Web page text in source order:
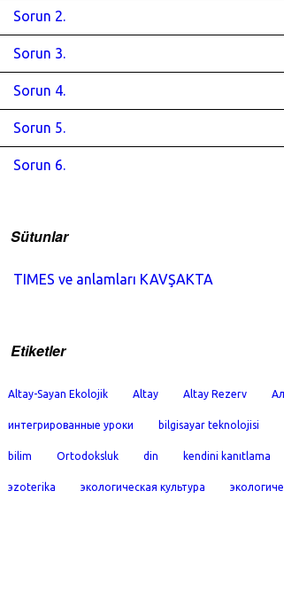
Sorun 2.
Sorun 3.
Sorun 4.
Sorun 5.
Sorun 6.
Sütunlar
TIMES ve anlamları KAVŞAKTA
Etiketler
Altay-Sayan Ekolojik Altay Altay Rezerv
интегрированные уроки bilgisayar teknolojisi
bilim Ortodoksluk din kendini kanıtlama
эzoterika экологическая культура